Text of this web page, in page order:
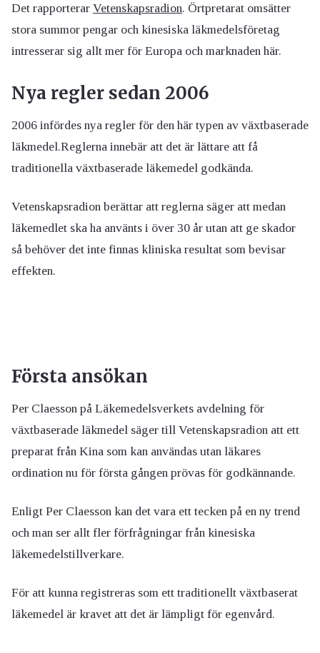
Det rapporterar Vetenskapsradion. Örtpretarat omsätter
stora summor pengar och kinesiska läkmedelsföretag
intresserar sig allt mer för Europa och marknaden här.
Nya regler sedan 2006
2006 infördes nya regler för den här typen av växtbaserade
läkmedel.Reglerna innebär att det är lättare att få
traditionella växtbaserade läkemedel godkända.
Vetenskapsradion berättar att reglerna säger att medan
läkemedlet ska ha använts i över 30 år utan att ge skador
så behöver det inte finnas kliniska resultat som bevisar
effekten.
Första ansökan
Per Claesson på Läkemedelsverkets avdelning för
växtbaserade läkmedel säger till Vetenskapsradion att ett
preparat från Kina som kan användas utan läkares
ordination nu för första gången prövas för godkännande.
Enligt Per Claesson kan det vara ett tecken på en ny trend
och man ser allt fler förfrågningar från kinesiska
läkemedelstillverkare.
För att kunna registreras som ett traditionellt växtbaserat
läkemedel är kravet att det är lämpligt för egenvård.